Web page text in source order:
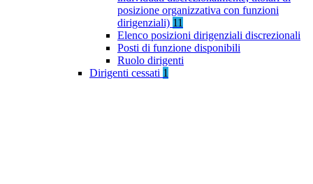
posizione organizzativa con funzioni
dirigenziali) 11
Elenco posizioni dirigenziali discrezionali
Posti di funzione disponibili
Ruolo dirigenti
Dirigenti cessati 1